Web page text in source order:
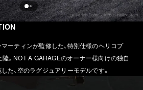
ーティンが監修した、特別仕様のヘリコプ
陸。NOT A GARAGEのオーナー様向けの独自
た、空のラグジュアリーモデルです。